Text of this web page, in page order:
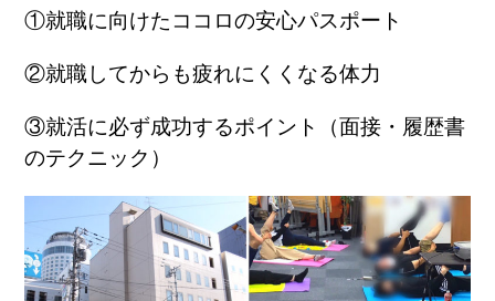
①就職に向けたココロの安心パスポート
②就職してからも疲れにくくなる体力
③就活に必ず成功するポイント（面接・履歴書
のテクニック）